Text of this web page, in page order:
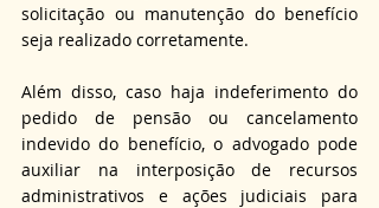
solicitação ou manutenção do benefício
seja realizado corretamente.
Além disso, caso haja indeferimento do
pedido de pensão ou cancelamento
indevido do benefício, o advogado pode
auxiliar na interposição de recursos
administrativos e ações judiciais para